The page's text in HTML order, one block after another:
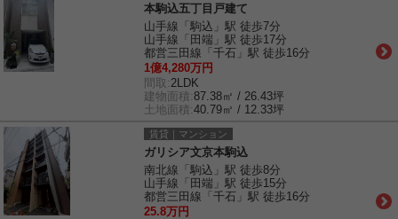
本駒込五丁目戸建て
山手線「駒込」駅 徒歩7分
山手線「田端」駅 徒歩17分
都営三田線「千石」駅 徒歩16分
1億4,280万円
間取: 2LDK
建物面積:87.38㎡ / 26.43坪
土地面積:40.79㎡ / 12.33坪
賃貸｜マンション
ガリシア文京本駒込
南北線「駒込」駅 徒歩8分
山手線「田端」駅 徒歩15分
都営三田線「千石」駅 徒歩16分
25.8万円